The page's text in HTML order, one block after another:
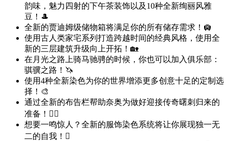
韵味，魅力四射的下午茶装饰以及10种全新绚丽风雅
豆！🎩
全新的贾迪姆级储物箱将满足你的所有储存需求！🛄
使用古人类家宅系列打造跨越时间的经典风格，使用全
新的三层建筑升级向上开拓！🏡
在月光之路上骑马驰骋的时候，你也可以加入俱乐部：
骐骥之路！🦄
使用4种全新染色为你的世界增添更多创意十足的定制选
择！🎨
通过全新的布告栏帮助奈奥为做好迎接传奇曙刺归来的
准备！❤️‍🔥
想要一鸣惊人？全新的服饰染色系统将让你展现独一无
二的自我！🫟